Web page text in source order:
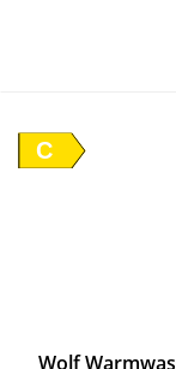
C
Wolf